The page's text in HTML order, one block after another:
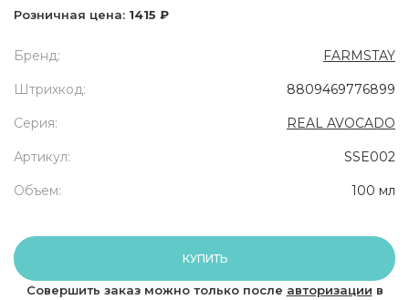
Розничная цена: 1415 ₽
Бренд: FARMSTAY
Штрихкод: 8809469776899
Серия: REAL AVOCADO
Артикул: SSE002
Объем: 100 мл
КУПИТЬ
Совершить заказ можно только после авторизации в